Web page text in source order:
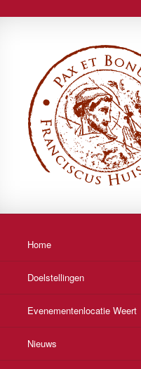
Home
Doelstellingen
Evenementenlocatie Weert
Nieuws